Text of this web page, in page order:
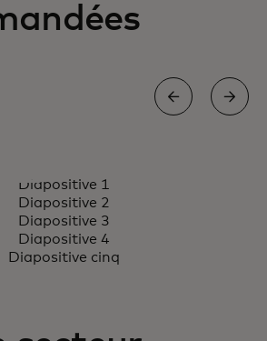
de nos
événements
s’ouvre dans un nouvel onglet
Diapositive 1
Diapositive 2
Diapositive 3
Diapositive 4
Diapositive cinq